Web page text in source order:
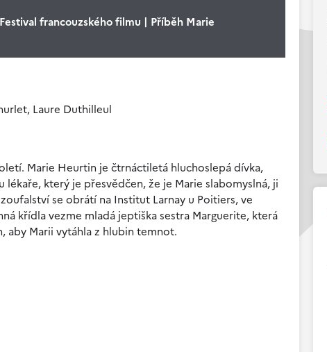
Festival francouzského filmu | Příběh Marie
Laure Duthilleul
Marie Heurtin je čtrnáctiletá hluchoslepá dívka,
který je přesvědčen, že je Marie slabomyslná, ji
se obrátí na Institut Larnay u Poitiers, ve
křídla vezme mladá jeptiška sestra Marguerite, která
aby Marii vytáhla z hlubin temnot.